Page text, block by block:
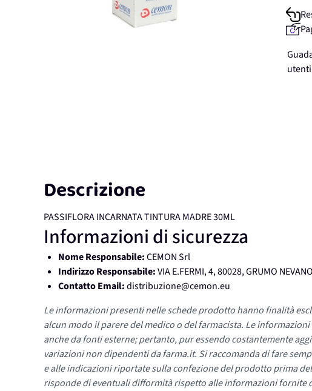
utenti
Descrizione
PASSIFLORA INCARNATA TINTURA MADRE 30ML
Informazioni di sicurezza
Nome Responsabile:CEMON Srl
Indirizzo Responsabile:VIA E.FERMI, 4, 80028, GRUMO
Contatto Email:distribuzione@cemon.eu
Le informazioni presenti nelle schede prodotto hanno finalità
alcun modo il parere del medico o del farmacista. Le
anche da fonti esterne; pertanto, pur essendo costantemente
variazioni non dipendenti da farma.it. Si raccomanda di fare
e alle indicazioni riportate sulla confezione del prodotto prima
risponde di eventuali difformità rispetto alle informazioni fornite